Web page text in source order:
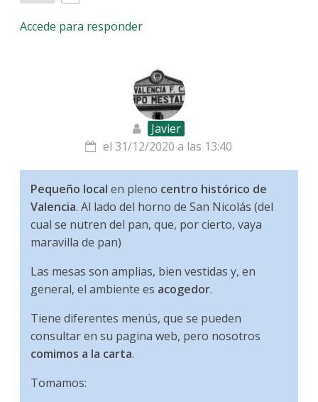
Accede para responder
Javier
el 31/12/2020 a las 13:40
Pequeño local en pleno centro histórico de
Valencia. Al lado del horno de San Nicolás (del
cual se nutren del pan, que, por cierto, vaya
maravilla de pan)
Las mesas son amplias, bien vestidas y, en
general, el ambiente es acogedor.
Tiene diferentes menús, que se pueden
consultar en su pagina web, pero nosotros
comimos a la carta.
Tomamos: